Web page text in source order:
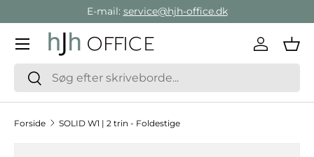
Gå direkte til indholdet
E-mail: service@hjh-office.dk
SøgSøg
Log ind
Menu
Forside SOLID W1 | 2 trin - Foldestige